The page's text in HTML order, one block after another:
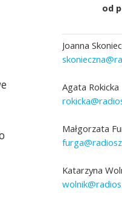
od
Joanna
Agata Rokicka
Małgorzata
Katarzyna